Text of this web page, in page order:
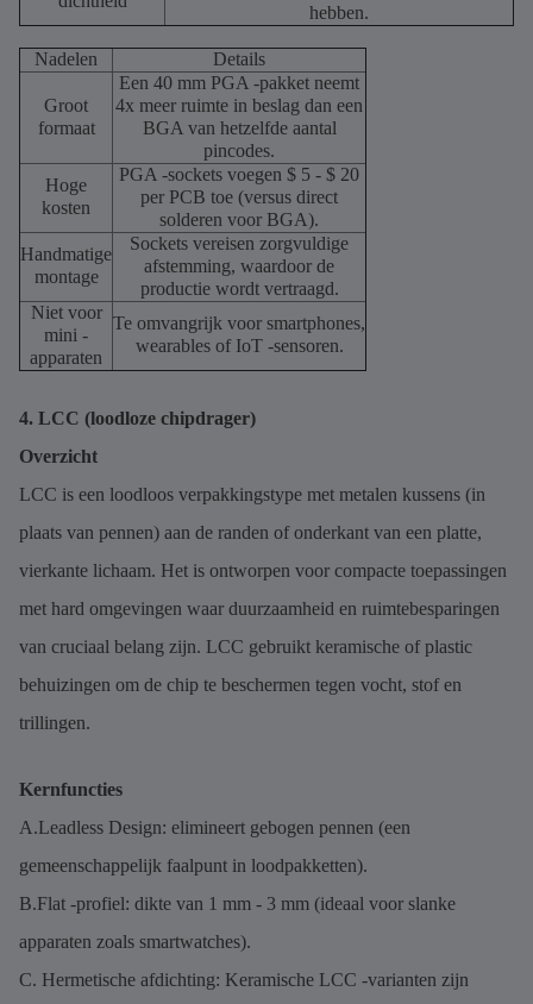
hebben.
Nadelen Details
Groot
formaat
Een 40 mm PGA -pakket neemt
4x meer ruimte in beslag dan een
BGA van hetzelfde aantal
pincodes.
Hoge
kosten
PGA -sockets voegen $ 5 - $ 20
per PCB toe (versus direct
solderen voor BGA).
Handmatige
montage
Sockets vereisen zorgvuldige
afstemming, waardoor de
productie wordt vertraagd.
Niet voor
mini -
apparaten
Te omvangrijk voor smartphones,
wearables of IoT -sensoren.
4. LCC (loodloze chipdrager)
Overzicht
LCC is een loodloos verpakkingstype met metalen kussens (in
plaats van pennen) aan de randen of onderkant van een platte,
vierkante lichaam. Het is ontworpen voor compacte toepassingen
met hard omgevingen waar duurzaamheid en ruimtebesparingen
van cruciaal belang zijn. LCC gebruikt keramische of plastic
behuizingen om de chip te beschermen tegen vocht, stof en
trillingen.
Kernfuncties
A.Leadless Design: elimineert gebogen pennen (een
gemeenschappelijk faalpunt in loodpakketten).
B.Flat -profiel: dikte van 1 mm - 3 mm (ideaal voor slanke
apparaten zoals smartwatches).
C. Hermetische afdichting: Keramische LCC -varianten zijn